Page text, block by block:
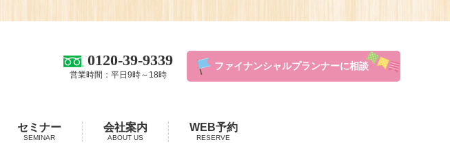
0120-39-9339
営業時間：平日9時～18時
ファイナンシャルプランナーに相談
セミナー
SEMINAR
会社案内
ABOUT US
WEB予約
RESERVE